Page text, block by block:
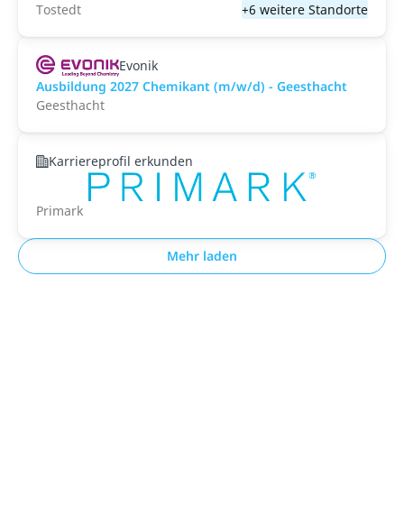
Tostedt
+6 weitere Standorte
Evonik
Ausbildung 2027 Chemikant (m/w/d) - Geesthacht
Geesthacht
Karriereprofil erkunden
Primark
Mehr laden